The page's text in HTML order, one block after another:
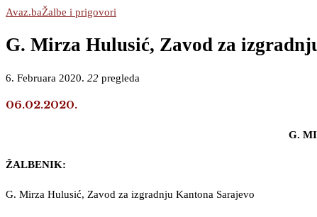
Avaz.baŽalbe i prigovori
G. Mirza Hulusić, Zavod za
6. Februara 2020. 22 pregleda
06.02.2020.
G.
ŽALBENIK:
G. Mirza Hulusić, Zavod za izgradnju Kantona Sarajevo